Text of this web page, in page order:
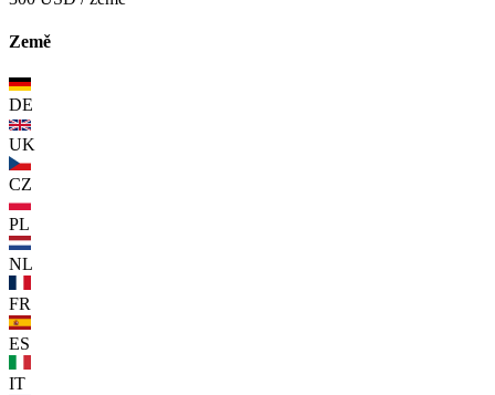
Země
DE
UK
CZ
PL
NL
FR
ES
IT